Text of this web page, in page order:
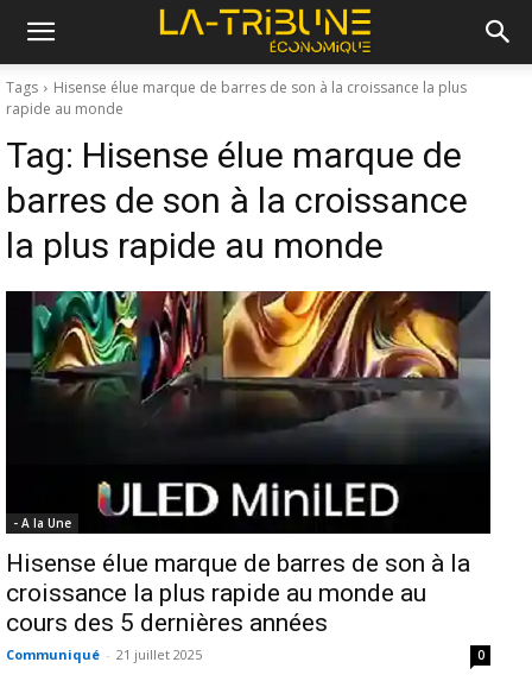
Tags
Hisense élue marque de barres de son à la croissance la plus
rapide au monde
Tag: Hisense élue marque de
barres de son à la croissance
la plus rapide au monde
- A la Une
Hisense élue marque de barres de son à la
croissance la plus rapide au monde au
cours des 5 dernières années
Communiqué - 21 juillet 2025 0